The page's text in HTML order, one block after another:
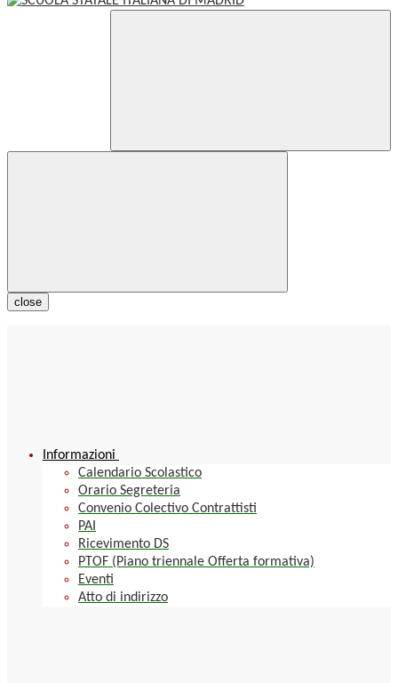
close
Informazioni
Calendario Scolastico
Orario Segreteria
Convenio Colectivo Contrattisti
PAI
Ricevimento DS
PTOF (Piano triennale Offerta formativa)
Eventi
Atto di indirizzo